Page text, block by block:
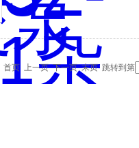
首页 上一页 下一页 末页 跳转到第